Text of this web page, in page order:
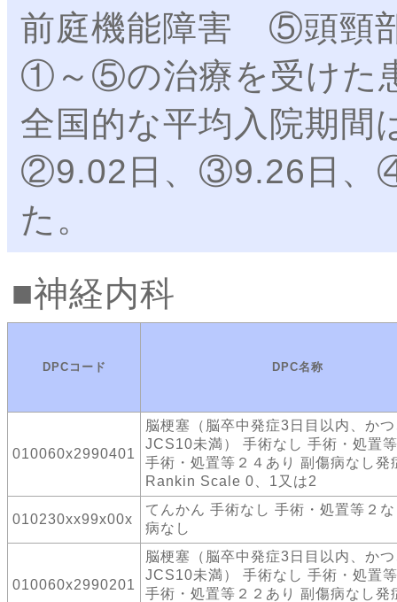
前庭機能障害 ⑤頭頸
①～⑤の治療を受けた
全国的な平均入院期
②9.02日、③9.26日、
た。
神経内科
DPCコード DPC名称
010060x2990401
脳梗塞（脳卒中発症3日目以内、か
JCS10未満） 手術なし 手術・処置
手術・処置等２４あり 副傷病なし発
Rankin Scale 0、1又は2
010230xx99x00x
てんかん 手術なし 手術・処置等２
病なし
010060x2990201
脳梗塞（脳卒中発症3日目以内、か
JCS10未満） 手術なし 手術・処置
手術・処置等２２あり 副傷病なし発